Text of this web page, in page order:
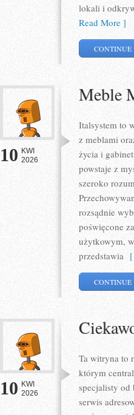
lokali i
Read More ]
CONTINUE
10 KWI
2026
Meble
Italsystem to
z meblami
życia i
powstaje z
szeroko
rozsądnie
poświęcone
użytkowym,
przedstawia [
CONTINUE
10 KWI
2026
Ta witryna to
którym
specjalisty od
serwis